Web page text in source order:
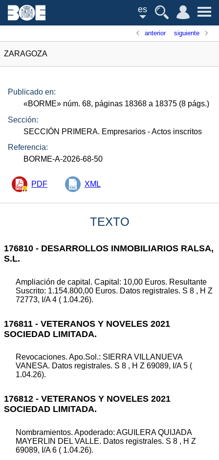
es
anterior siguiente
ZARAGOZA
Publicado en:
«BORME» núm. 68, páginas 18368 a 18375 (8 págs.)
Sección:
SECCIÓN PRIMERA. Empresarios - Actos inscritos
Referencia:
BORME-A-2026-68-50
PDF XML
TEXTO
176810 - DESARROLLOS INMOBILIARIOS RALSA,
S.L.
Ampliación de capital. Capital: 10,00 Euros. Resultante
Suscrito: 1.154.800,00 Euros. Datos registrales. S 8 , H Z
72773, I/A 4 ( 1.04.26).
176811 - VETERANOS Y NOVELES 2021
SOCIEDAD LIMITADA.
Revocaciones. Apo.Sol.: SIERRA VILLANUEVA
VANESA. Datos registrales. S 8 , H Z 69089, I/A 5 (
1.04.26).
176812 - VETERANOS Y NOVELES 2021
SOCIEDAD LIMITADA.
Nombramientos. Apoderado: AGUILERA QUIJADA
MAYERLIN DEL VALLE. Datos registrales. S 8 , H Z
69089, I/A 6 ( 1.04.26).